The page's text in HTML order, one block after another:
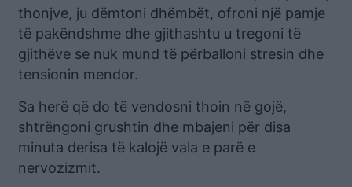
thonjve, ju dëmtoni dhëmbët, ofroni një pamje
të pakëndshme dhe gjithashtu u tregoni të
gjithëve se nuk mund të përballoni stresin dhe
tensionin mendor.
Sa herë që do të vendosni thoin në gojë,
shtrëngoni grushtin dhe mbajeni për disa
minuta derisa të kalojë vala e parë e
nervozizmit.